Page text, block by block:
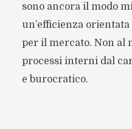
sono ancora il modo
un’efficienza
per il mercato. Non al
processi interni dal
e burocratico.